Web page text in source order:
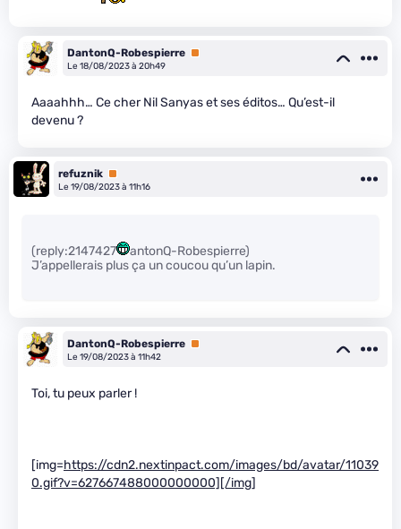
DantonQ-Robespierre Premium
Le 18/08/2023 à 20h49
Aaaahhh… Ce cher Nil Sanyas et ses éditos… Qu’est-il
devenu ?
refuznik Premium
Le 19/08/2023 à 11h16
(reply:2147427
antonQ-Robespierre)
J’appellerais plus ça un coucou qu’un lapin.
DantonQ-Robespierre Premium
Le 19/08/2023 à 11h42
Toi, tu peux parler !
[img=https://cdn2.nextinpact.com/images/bd/avatar/11039
0.gif?v=627667488000000000][/img]